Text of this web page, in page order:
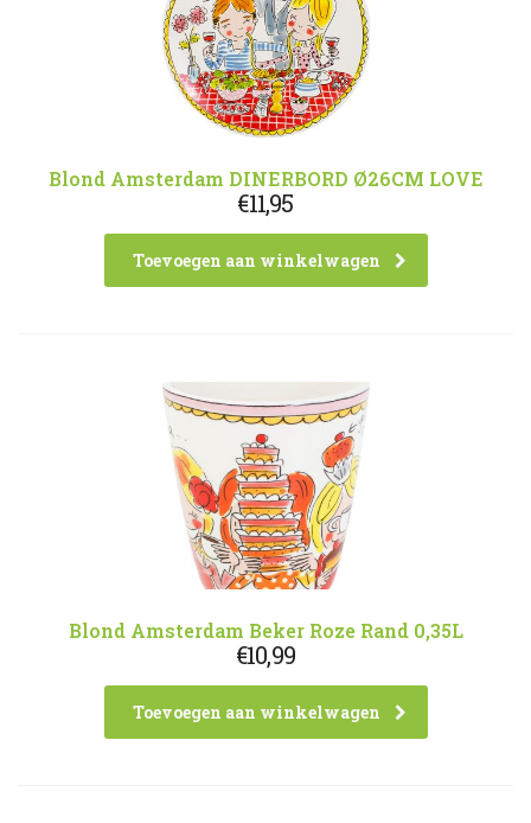
Blond Amsterdam DINERBORD Ø26CM LOVE
€11,95
Toevoegen aan winkelwagen
Blond Amsterdam Beker Roze Rand 0,35L
€10,99
Toevoegen aan winkelwagen